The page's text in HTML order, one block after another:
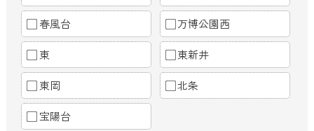
春風台 万博公園西
東 東新井
東岡 北条
宝陽台